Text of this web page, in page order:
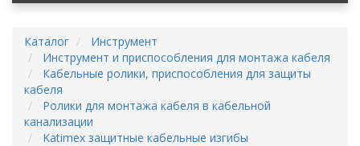
Каталог
Инструмент
Инструмент и приспособления для монтажа кабеля
Кабельные ролики, приспособления для защиты
кабеля
Ролики для монтажа кабеля в кабельной
канализации
Katimex защитные кабельные изгибы